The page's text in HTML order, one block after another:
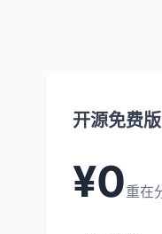
开源免费版
¥0重在